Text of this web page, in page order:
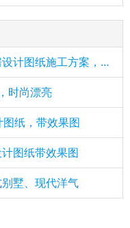
简单现代平屋顶两层四间自建楼房设计图纸施工方案，简洁又实用
时尚漂亮
纸，带效果图
图纸带效果图
墅、现代洋气